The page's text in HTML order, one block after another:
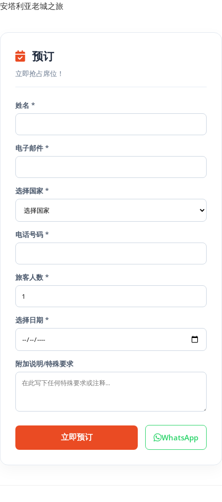
安塔利亚老城之旅
预订
立即抢占席位！
姓名 *
电子邮件 *
选择国家 *
电话号码 *
旅客人数 *
选择日期 *
附加说明/特殊要求
立即预订 WhatsApp